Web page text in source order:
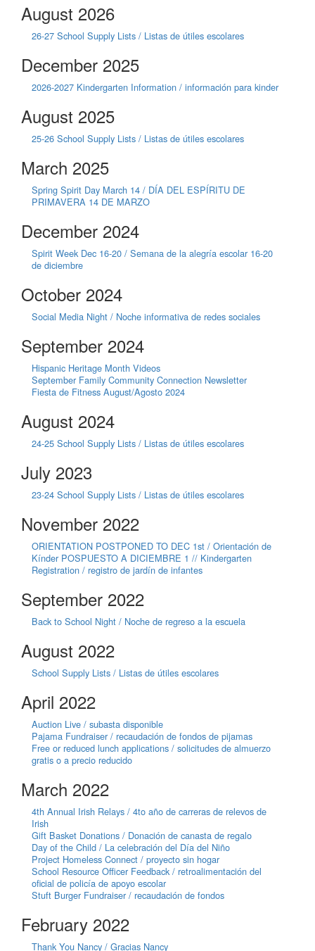
August 2026
26-27 School Supply Lists / Listas de útiles escolares
December 2025
2026-2027 Kindergarten Information / información para kinder
August 2025
25-26 School Supply Lists / Listas de útiles escolares
March 2025
Spring Spirit Day March 14 / DÍA DEL ESPÍRITU DE
PRIMAVERA 14 DE MARZO
December 2024
Spirit Week Dec 16-20 / Semana de la alegría escolar 16-20
de diciembre
October 2024
Social Media Night / Noche informativa de redes sociales
September 2024
Hispanic Heritage Month Videos
September Family Community Connection Newsletter
Fiesta de Fitness August/Agosto 2024
August 2024
24-25 School Supply Lists / Listas de útiles escolares
July 2023
23-24 School Supply Lists / Listas de útiles escolares
November 2022
ORIENTATION POSTPONED TO DEC 1st / Orientación de
Kínder POSPUESTO A DICIEMBRE 1 // Kindergarten
Registration / registro de jardín de infantes
September 2022
Back to School Night / Noche de regreso a la escuela
August 2022
School Supply Lists / Listas de útiles escolares
April 2022
Auction Live / subasta disponible
Pajama Fundraiser / recaudación de fondos de pijamas
Free or reduced lunch applications / solicitudes de almuerzo
gratis o a precio reducido
March 2022
4th Annual Irish Relays / 4to año de carreras de relevos de
Irish
Gift Basket Donations / Donación de canasta de regalo
Day of the Child / La celebración del Día del Niño
Project Homeless Connect / proyecto sin hogar
School Resource Officer Feedback / retroalimentación del
oficial de policía de apoyo escolar
Stuft Burger Fundraiser / recaudación de fondos
February 2022
Thank You Nancy / Gracias Nancy